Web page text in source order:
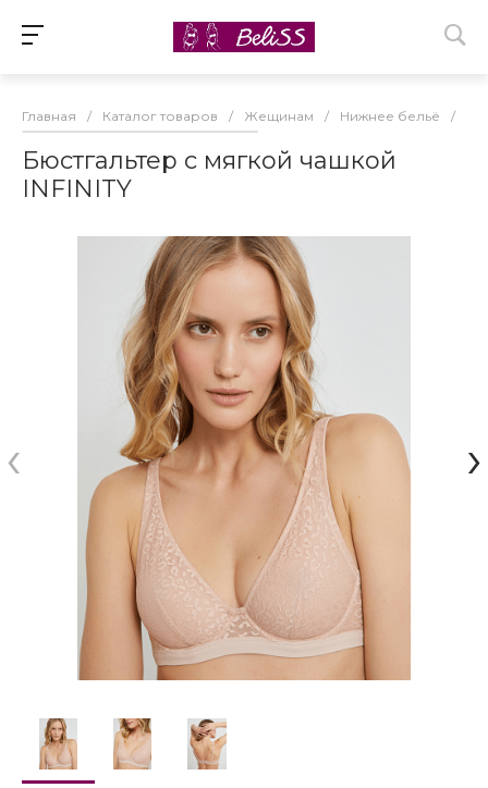
Главная / Каталог товаров / Жещинам / Нижнее бельё /
Бюстгальтер с мягкой чашкой
INFINITY
‹ ›